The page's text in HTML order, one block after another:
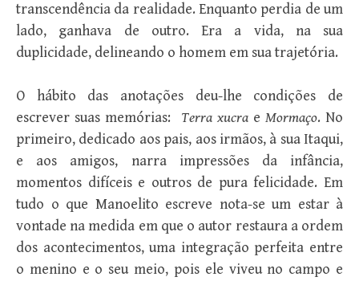
transcendência da realidade. Enquanto perdia de um
lado, ganhava de outro. Era a vida, na sua
duplicidade, delineando o homem em sua trajetória.
O hábito das anotações deu-lhe condições de
escrever suas memórias: Terra xucrae Mormaço. No
primeiro, dedicado aos pais, aos irmãos, à sua Itaqui,
e aos amigos, narra impressões da infância,
momentos difíceis e outros de pura felicidade. Em
tudo o que Manoelito escreve nota-se um estar à
vontade na medida em que o autor restaura a ordem
dos acontecimentos, uma integração perfeita entre
o menino e o seu meio, pois ele viveu no campo e